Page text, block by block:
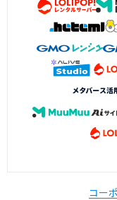
コー